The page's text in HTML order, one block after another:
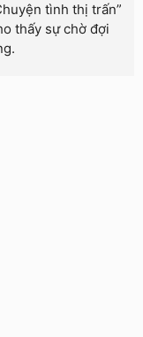
tình thị trấn”
thấy sự chờ đợi